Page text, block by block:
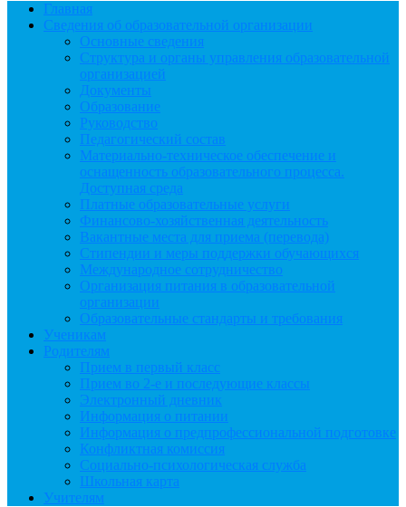
Главная
Сведения об образовательной организации
Основные сведения
Структура и органы управления образовательной
организацией
Документы
Образование
Руководство
Педагогический состав
Материально-техническое обеспечение и
оснащенность образовательного процесса.
Доступная среда
Платные образовательные услуги
Финансово-хозяйственная деятельность
Вакантные места для приема (перевода)
Стипендии и меры поддержки обучающихся
Международное сотрудничество
Организация питания в образовательной
организации
Образовательные стандарты и требования
Ученикам
Родителям
Прием в первый класс
Прием во 2-е и последующие классы
Электронный дневник
Информация о питании
Информация о предпрофессиональной подготовке
Конфликтная комиссия
Социально-психологическая служба
Школьная карта
Учителям